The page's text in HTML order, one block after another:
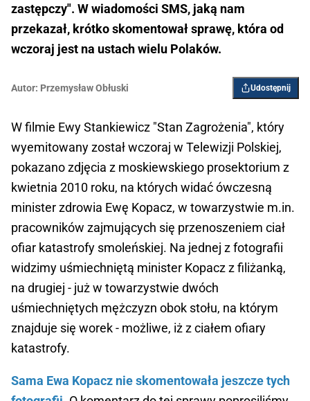
zastępczy". W wiadomości SMS, jaką nam
przekazał, krótko skomentował sprawę, która od
wczoraj jest na ustach wielu Polaków.
Autor: Przemysław Obłuski Udostępnij
W filmie Ewy Stankiewicz "Stan Zagrożenia", który
wyemitowany został wczoraj w Telewizji Polskiej,
pokazano zdjęcia z moskiewskiego prosektorium z
kwietnia 2010 roku, na których widać ówczesną
minister zdrowia Ewę Kopacz, w towarzystwie m.in.
pracowników zajmujących się przenoszeniem ciał
ofiar katastrofy smoleńskiej. Na jednej z fotografii
widzimy uśmiechniętą minister Kopacz z filiżanką,
na drugiej - już w towarzystwie dwóch
uśmiechniętych mężczyzn obok stołu, na którym
znajduje się worek - możliwe, iż z ciałem ofiary
katastrofy.
Sama Ewa Kopacz nie skomentowała jeszcze tych